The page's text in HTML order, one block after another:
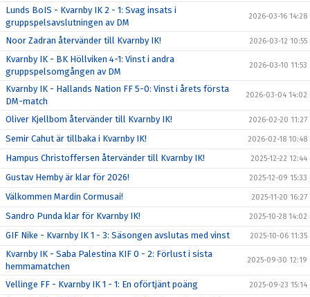
Lunds BoIS - Kvarnby IK 2 - 1: Svag insats i
gruppspelsavslutningen av DM
2026-03-16 14:28
Noor Zadran återvänder till Kvarnby IK! 2026-03-12 10:55
Kvarnby IK - BK Höllviken 4-1: Vinst i andra
gruppspelsomgången av DM
2026-03-10 11:53
Kvarnby IK - Hallands Nation FF 5-0: Vinst i årets första
DM-match
2026-03-04 14:02
Oliver Kjellbom återvänder till Kvarnby IK! 2026-02-20 11:27
Semir Cahut är tillbaka i Kvarnby IK! 2026-02-18 10:48
Hampus Christoffersen återvänder till Kvarnby IK! 2025-12-22 12:44
Gustav Hemby är klar för 2026! 2025-12-09 15:33
Välkommen Mardin Cormusai! 2025-11-20 16:27
Sandro Punda klar för Kvarnby IK! 2025-10-28 14:02
GIF Nike - Kvarnby IK 1 - 3: Säsongen avslutas med vinst 2025-10-06 11:35
Kvarnby IK - Saba Palestina KIF 0 - 2: Förlust i sista
hemmamatchen
2025-09-30 12:19
Vellinge FF - Kvarnby IK 1 - 1: En oförtjänt poäng 2025-09-23 15:14